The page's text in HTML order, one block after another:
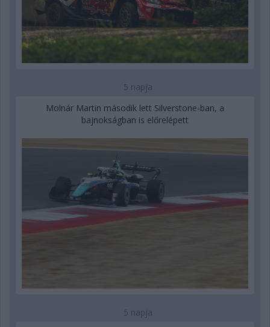
5 napja
Molnár Martin második lett Silverstone-ban, a
bajnokságban is előrelépett
5 napja